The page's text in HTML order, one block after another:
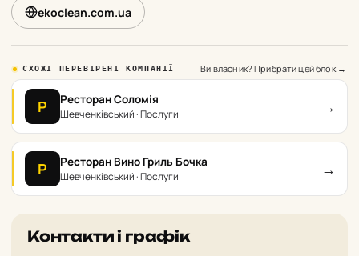
ekoclean.com.ua
СХОЖІ ПЕРЕВІРЕНІ КОМПАНІЇ Ви власник? Прибрати цей блок →
Р Ресторан Соломія
Шевченківський · Послуги →
Р Ресторан Вино Гриль Бочка
Шевченківський · Послуги →
Контакти і графік